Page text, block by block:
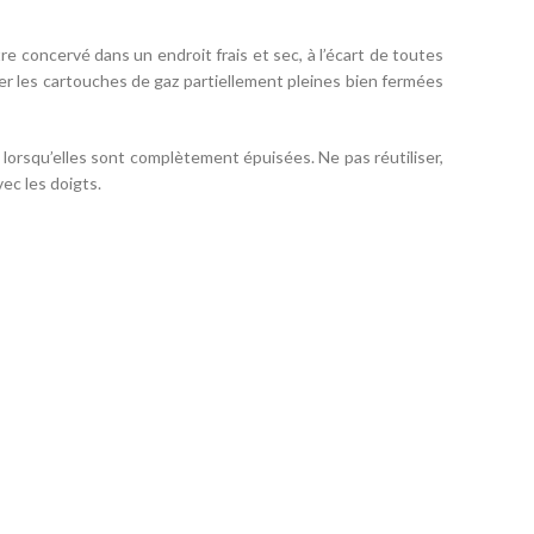
concervé dans un endroit frais et sec, à l’écart de toutes
les cartouches de gaz partiellement pleines bien fermées
sont complètement épuisées. Ne pas réutiliser,
les doigts.